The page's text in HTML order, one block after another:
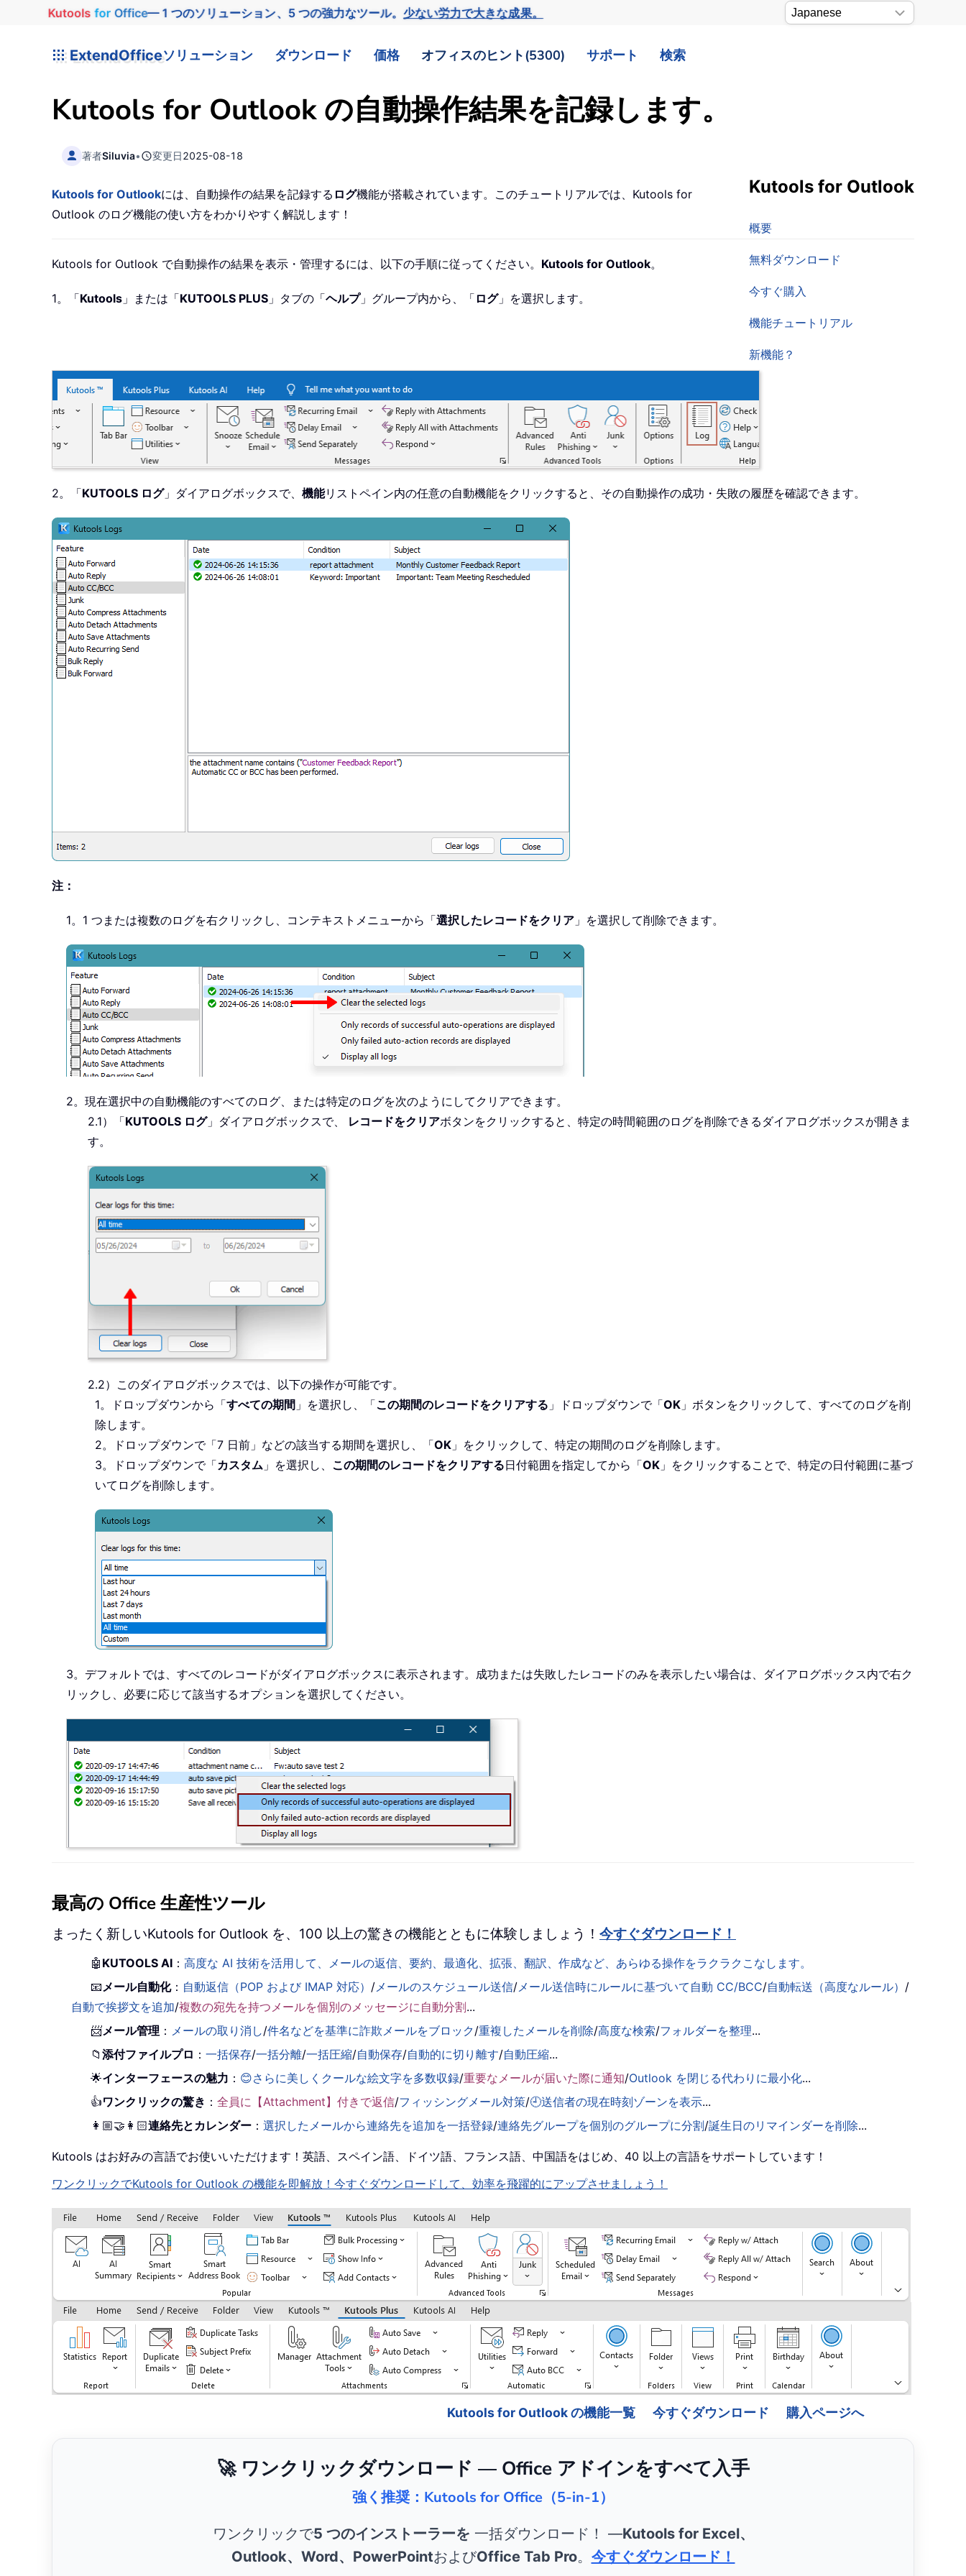
Kutools for Office— 1 つのソリューション、5 つの強力なツール。少ない労力で大きな成果。
ExtendOfficeソリューション ダウンロード 価格 オフィスのヒント(5300) サポート 検索
Kutools for Outlook の自動操作結果を記録します。
著者Siluvia• 変更日2025-08-18
Kutools for Outlook
概要
無料ダウンロード
今すぐ購入
機能チュートリアル
新機能？
Kutools for Outlookには、自動操作の結果を記録する ログ機能が搭載されています。このチュートリアルでは、Kutools for
Outlook のログ機能の使い方をわかりやすく解説します！
Kutools for Outlook で自動操作の結果を表示・管理するには、以下の手順に従ってください。 Kutools for Outlook。
1。「Kutools 」または「KUTOOLS PLUS 」タブの「ヘルプ」グループ内から、「 ログ」を選択します。
2。「KUTOOLS ログ」ダイアログボックスで、 機能リストペイン内の任意の自動機能をクリックすると、その自動操作の成功・失敗の履歴を確認できます。
注：
1。1 つまたは複数のログを右クリックし、コンテキストメニューから「選択したレコードをクリア 」を選択して削除できます。
2。現在選択中の自動機能のすべてのログ、または特定のログを次のようにしてクリアできます。
2.1）「KUTOOLS ログ」ダイアログボックスで、 レコードをクリアボタンをクリックすると、特定の時間範囲のログを削除できるダイアログボックスが開きま
す。
2.2）このダイアログボックスでは、以下の操作が可能です。
1。ドロップダウンから「すべての期間 」を選択し、「この期間のレコードをクリアする 」ドロップダウンで「OK 」ボタンをクリックして、すべてのログを削
除します。
2。ドロップダウンで「7 日前」などの該当する期間を選択し、「OK 」をクリックして、特定の期間のログを削除します。
3。ドロップダウンで「カスタム 」を選択し、 この期間のレコードをクリアする日付範囲を指定してから「OK 」をクリックすることで、特定の日付範囲に基づ
いてログを削除します。
3。デフォルトでは、すべてのレコードがダイアログボックスに表示されます。成功または失敗したレコードのみを表示したい場合は、ダイアログボックス内で右ク
リックし、必要に応じて該当するオプションを選択してください。
最高の Office 生産性ツール
まったく新しいKutools for Outlook を、100 以上の驚きの機能とともに体験しましょう！ 今すぐダウンロード！
🤖 KUTOOLS AI ：高度な AI 技術を活用して、メールの返信、要約、最適化、拡張、翻訳、作成など、あらゆる操作をラクラクこなします。
📧 メール自動化： 自動返信（POP および IMAP 対応） / メールのスケジュール送信/ メール送信時にルールに基づいて自動 CC/BCC/自動転送（高度なルール） /
自動で挨拶文を追加/複数の宛先を持つメールを個別のメッセージに自動分割...
📨メール管理 ： メールの取り消し/件名などを基準に詐欺メールをブロック/重複したメールを削除/高度な検索/フォルダーを整理...
📁添付ファイルプロ ：一括保存/一括分離/一括圧縮/自動保存/自動的に切り離す/自動圧縮...
🌟インターフェースの魅力 ： 😊さらに美しくクールな絵文字を多数収録/重要なメールが届いた際に通知/Outlook を閉じる代わりに最小化...
👍ワンクリックの驚き ：全員に【Attachment】付きで返信/フィッシングメール対策/🕘送信者の現在時刻ゾーンを表示...
👩🏼‍🤝‍👩🏻連絡先とカレンダー ：選択したメールから連絡先を追加を一括登録/連絡先グループを個別のグループに分割/誕生日のリマインダーを削除...
Kutools はお好みの言語でお使いいただけます！英語、スペイン語、ドイツ語、フランス語、中国語をはじめ、40 以上の言語をサポートしています！
ワンクリックでKutools for Outlook の機能を即解放！今すぐダウンロードして、効率を飛躍的にアップさせましょう！
Kutools for Outlook の機能一覧 今すぐダウンロード 購入ページへ
🚀 ワンクリックダウンロード — Office アドインをすべて入手
強く推奨：Kutools for Office（5-in-1）
ワンクリックで5 つのインストーラーを 一括ダウンロード！ ―Kutools for Excel、
Outlook、Word、PowerPointおよびOffice Tab Pro。 今すぐダウンロード！